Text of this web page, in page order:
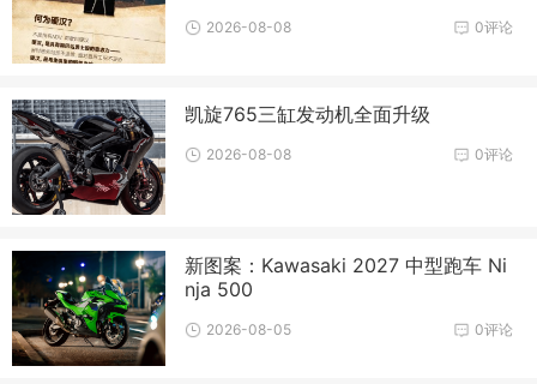
0评论
2026-08-08
凯旋765三缸发动机全面升级
0评论
2026-08-08
新图案：Kawasaki 2027 中型跑车 Ni
nja 500
0评论
2026-08-05